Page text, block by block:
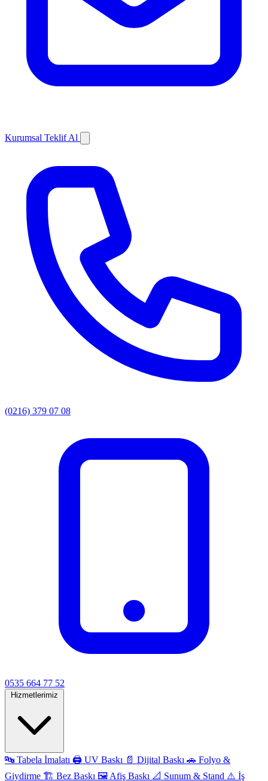
Kurumsal Teklif Al
(0216) 379 07 08
0535 664 77 52
🔤 Tabela İmalatı 🖨️ UV Baskı 📄 Dijital Baskı 🚗 Folyo &
Giydirme 🏗️ Bez Baskı 🖼️ Afiş Baskı 📐 Sunum & Stand ⚠️ İş